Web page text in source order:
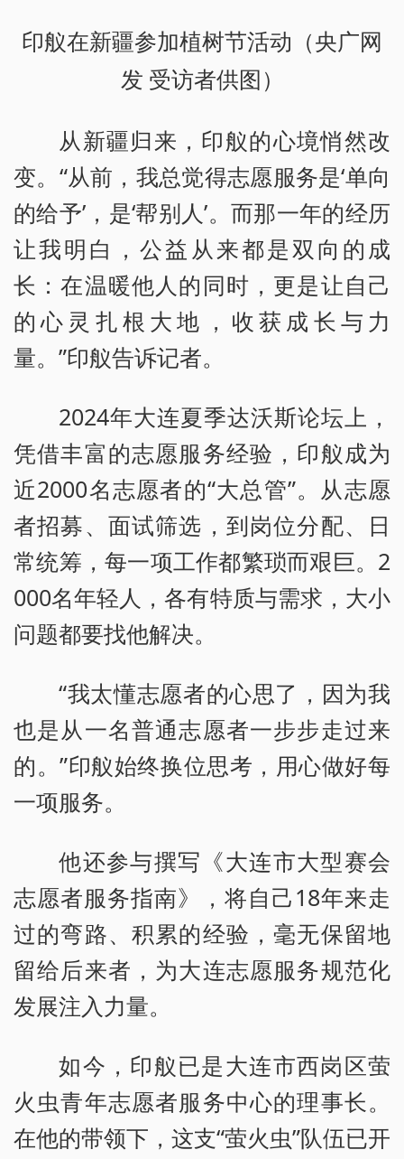
印舣在新疆参加植树节活动（央广网
发 受访者供图）
从新疆归来，印舣的心境悄然改
变。“从前，我总觉得志愿服务是‘单向
的给予’，是‘帮别人’。而那一年的经历
让我明白，公益从来都是双向的成
长：在温暖他人的同时，更是让自己
的心灵扎根大地，收获成长与力
量。”印舣告诉记者。
2024年大连夏季达沃斯论坛上，
凭借丰富的志愿服务经验，印舣成为
近2000名志愿者的“大总管”。从志愿
者招募、面试筛选，到岗位分配、日
常统筹，每一项工作都繁琐而艰巨。2
000名年轻人，各有特质与需求，大小
问题都要找他解决。
“我太懂志愿者的心思了，因为我
也是从一名普通志愿者一步步走过来
的。”印舣始终换位思考，用心做好每
一项服务。
他还参与撰写《大连市大型赛会
志愿者服务指南》，将自己18年来走
过的弯路、积累的经验，毫无保留地
留给后来者，为大连志愿服务规范化
发展注入力量。
如今，印舣已是大连市西岗区萤
火虫青年志愿者服务中心的理事长。
在他的带领下，这支“萤火虫”队伍已开